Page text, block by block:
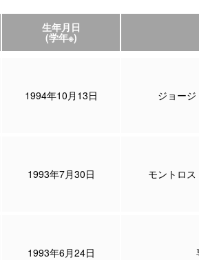
生年月日
(学年※)
1994年10月13日 ジョー
1993年7月30日 モントロ
1993年6月24日